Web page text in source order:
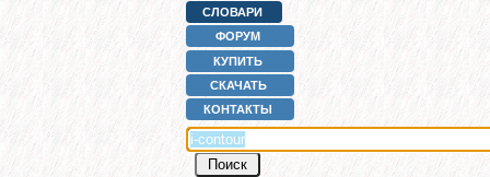
СЛОВАРИ
ФОРУМ
КУПИТЬ
СКАЧАТЬ
КОНТАКТЫ